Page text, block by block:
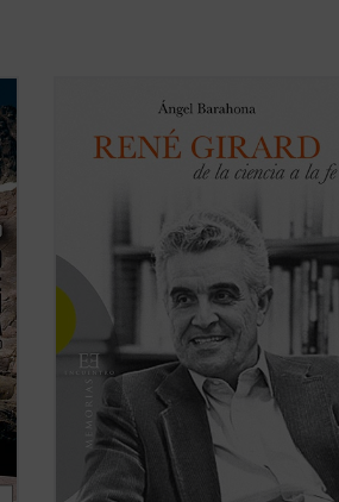
¿Por qué un libro sobre René Girard? ¿En
qué consiste su relevancia intelectual?
¿Por qué la teología se siente
interpelada e incómoda por su teoría?
la cultura», otros el «Hegel del ...